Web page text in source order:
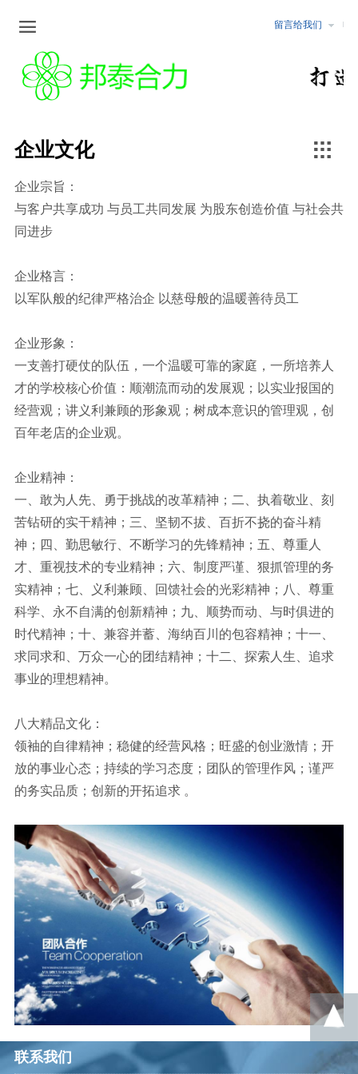
留言给我们
企业文化
企业文化
新闻中心
最新动态
公告公示
化工
冶金
煤矿
行业行规
服务范围
安全评价
安全生产标准化
固体矿产地质勘查/坑探
可行性研究报告编制
水土保持/土地复垦方案编制
环境监测与评价
地震安全性评价
邦泰云安全
企业文化 
企业宗旨：
与客户共享成功 与员工共同发展 为股东创造价值 与社会共
同进步
企业格言：
以军队般的纪律严格治企 以慈母般的温暖善待员工
企业形象：
一支善打硬仗的队伍，一个温暖可靠的家庭，一所培养人
才的学校核心价值：顺潮流而动的发展观；以实业报国的
经营观；讲义利兼顾的形象观；树成本意识的管理观，创
百年老店的企业观。
企业精神：
一、敢为人先、勇于挑战的改革精神；二、执着敬业、刻
苦钻研的实干精神；三、坚韧不拔、百折不挠的奋斗精
神；四、勤思敏行、不断学习的先锋精神；五、尊重人
才、重视技术的专业精神；六、制度严谨、狠抓管理的务
实精神；七、义利兼顾、回馈社会的光彩精神；八、尊重
科学、永不自满的创新精神；九、顺势而动、与时俱进的
时代精神；十、兼容并蓄、海纳百川的包容精神；十一、
求同求和、万众一心的团结精神；十二、探索人生、追求
事业的理想精神。
八大精品文化：
领袖的自律精神；稳健的经营风格；旺盛的创业激情；开
放的事业心态；持续的学习态度；团队的管理作风；谨严
的务实品质；创新的开拓追求 。
联系我们